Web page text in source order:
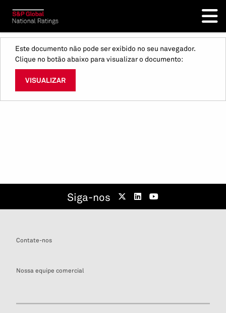
Este documento não pode ser exibido no seu navegador.
Clique no botão abaixo para visualizar o documento:
VISUALIZAR
Siga-nos
Contate-nos
Nossa equipe comercial